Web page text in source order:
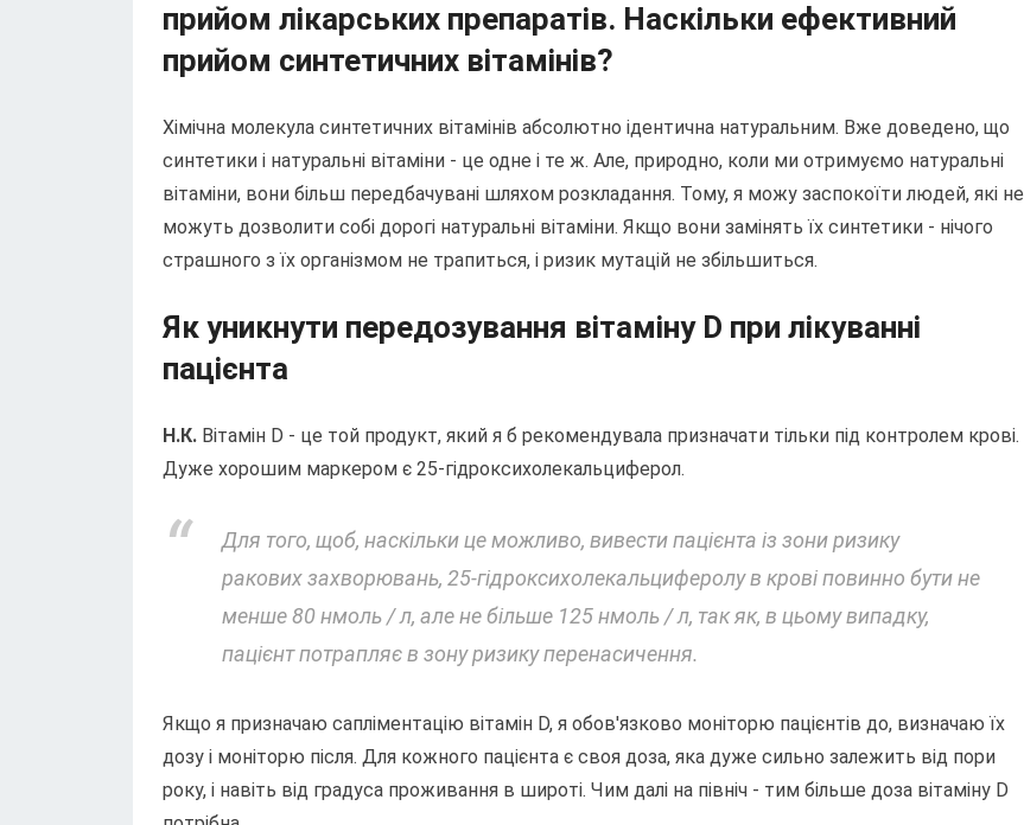
прийом лікарських препаратів. Наскільки ефективний
прийом синтетичних вітамінів?
Хімічна молекула синтетичних вітамінів абсолютно ідентична натуральним. Вже доведено, що
синтетики і натуральні вітаміни - це одне і те ж. Але, природно, коли ми отримуємо натуральні
вітаміни, вони більш передбачувані шляхом розкладання. Тому, я можу заспокоїти людей, які не
можуть дозволити собі дорогі натуральні вітаміни. Якщо вони замінять їх синтетики - нічого
страшного з їх організмом не трапиться, і ризик мутацій не збільшиться.
Як уникнути передозування вітаміну D при лікуванні
пацієнта
Н.К. Вітамін D - це той продукт, який я б рекомендувала призначати тільки під контролем крові.
Дуже хорошим маркером є 25-гідроксихолекальциферол.
Для того, щоб, наскільки це можливо, вивести пацієнта із зони ризику
ракових захворювань, 25-гідроксихолекальциферолу в крові повинно бути не
менше 80 нмоль / л, але не більше 125 нмоль / л, так як, в цьому випадку,
пацієнт потрапляє в зону ризику перенасичення.
Якщо я призначаю сапліментацію вітамін D, я обов'язково моніторю пацієнтів до, визначаю їх
дозу і моніторю після. Для кожного пацієнта є своя доза, яка дуже сильно залежить від пори
року, і навіть від градуса проживання в широті. Чим далі на північ - тим більше доза вітаміну D